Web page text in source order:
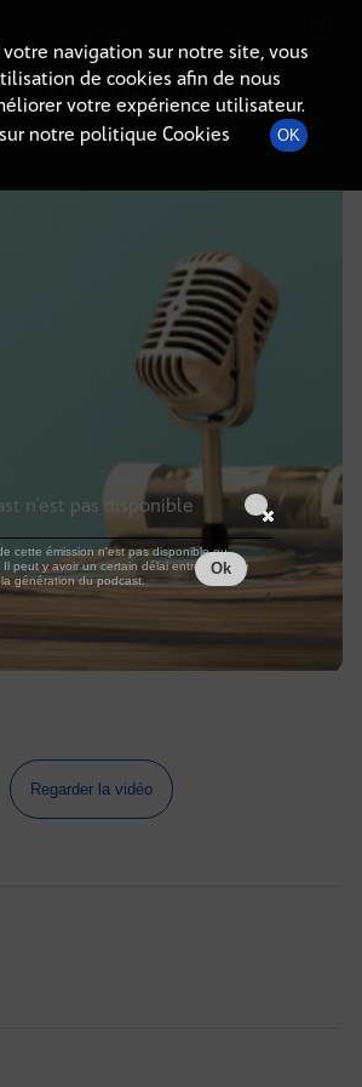
DE L'ÉMISSION
Regarder la vidéo
navigation sur notre site, vous
de cookies afin de nous
votre expérience utilisateur.
notre politique Cookies
OK
n'est pas disponible
cette émission n'est pas disponible ou
Il peut y avoir un certain délai entre la fin de
génération du podcast.
Ok